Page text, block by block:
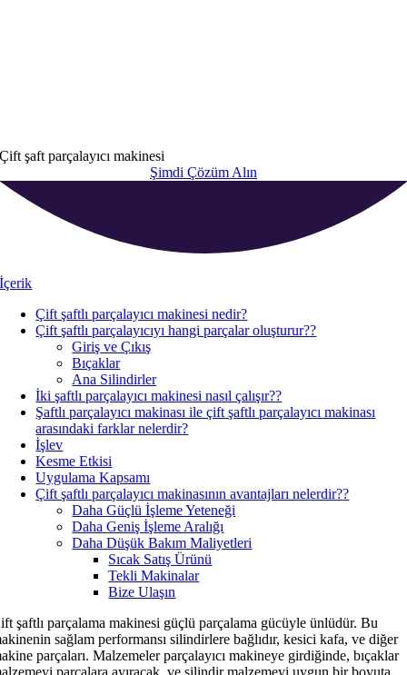
Çift şaft parçalayıcı makinesi
Şimdi Çözüm Alın
İçerik
Çift şaftlı parçalayıcı makinesi nedir?
Çift şaftlı parçalayıcıyı hangi parçalar oluşturur??
Giriş ve Çıkış
Bıçaklar
Ana Silindirler
İki şaftlı parçalayıcı makinesi nasıl çalışır??
Şaftlı parçalayıcı makinası ile çift şaftlı parçalayıcı makinası
arasındaki farklar nelerdir?
İşlev
Kesme Etkisi
Uygulama Kapsamı
Çift şaftlı parçalayıcı makinasının avantajları nelerdir??
Daha Güçlü İşleme Yeteneği
Daha Geniş İşleme Aralığı
Daha Düşük Bakım Maliyetleri
Sıcak Satış Ürünü
Tekli Makinalar
Bize Ulaşın
şaftlı parçalama makinesi güçlü parçalama gücüyle ünlüdür. Bu
sağlam performansı silindirlere bağlıdır, kesici kafa, ve diğer
parçaları. Malzemeler parçalayıcı makineye girdiğinde, bıçaklar
parçalara ayıracak, ve silindir malzemeyi uygun bir boyuta